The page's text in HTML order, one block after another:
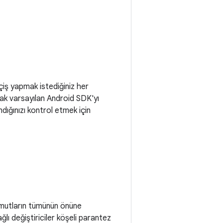
yapmak istediğiniz her
varsayılan Android SDK'yı
kontrol etmek için
tümünün önüne
değiştiriciler köşeli parantez